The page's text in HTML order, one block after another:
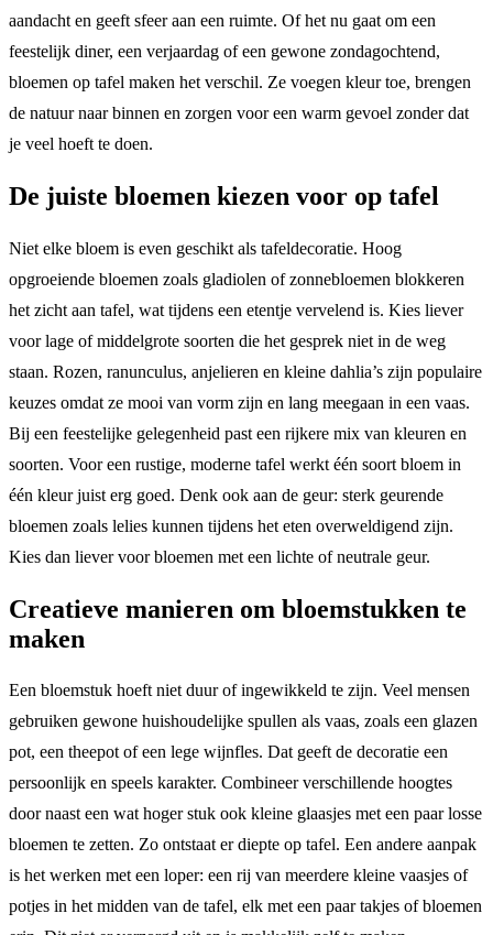
aandacht en geeft sfeer aan een ruimte. Of het nu gaat om een
feestelijk diner, een verjaardag of een gewone zondagochtend,
bloemen op tafel maken het verschil. Ze voegen kleur toe, brengen
de natuur naar binnen en zorgen voor een warm gevoel zonder dat
je veel hoeft te doen.
De juiste bloemen kiezen voor op tafel
Niet elke bloem is even geschikt als tafeldecoratie. Hoog
opgroeiende bloemen zoals gladiolen of zonnebloemen blokkeren
het zicht aan tafel, wat tijdens een etentje vervelend is. Kies liever
voor lage of middelgrote soorten die het gesprek niet in de weg
staan. Rozen, ranunculus, anjelieren en kleine dahlia’s zijn populaire
keuzes omdat ze mooi van vorm zijn en lang meegaan in een vaas.
Bij een feestelijke gelegenheid past een rijkere mix van kleuren en
soorten. Voor een rustige, moderne tafel werkt één soort bloem in
één kleur juist erg goed. Denk ook aan de geur: sterk geurende
bloemen zoals lelies kunnen tijdens het eten overweldigend zijn.
Kies dan liever voor bloemen met een lichte of neutrale geur.
Creatieve manieren om bloemstukken te
maken
Een bloemstuk hoeft niet duur of ingewikkeld te zijn. Veel mensen
gebruiken gewone huishoudelijke spullen als vaas, zoals een glazen
pot, een theepot of een lege wijnfles. Dat geeft de decoratie een
persoonlijk en speels karakter. Combineer verschillende hoogtes
door naast een wat hoger stuk ook kleine glaasjes met een paar losse
bloemen te zetten. Zo ontstaat er diepte op tafel. Een andere aanpak
is het werken met een loper: een rij van meerdere kleine vaasjes of
potjes in het midden van de tafel, elk met een paar takjes of bloemen